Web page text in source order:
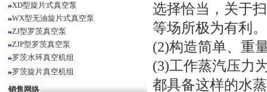
XD型旋片式真空泵
WX型无油旋片式真空泵
ZJ型罗茨真空泵
ZJP型罗茨真空泵
罗茨水环真空机组
罗茨旋片真空机组
销售网络
选择恰当，关于
等场所极为有利。
(2)构造简单、重
(3)工作蒸汽压力
都具备这样的水